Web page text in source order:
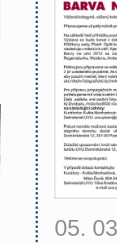
05.